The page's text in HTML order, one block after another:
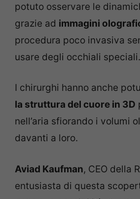
potuto osservare le
grazie ad immagini
procedura poco invasiva
usare degli occhiali speciali.
I chirurghi hanno anche
la struttura del cuore in 3D
nell’aria sfiorando i volumi
davanti a loro.
Aviad Kaufman, CEO della
entusiasta di questa